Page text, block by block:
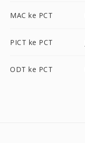
MAC ke PCT
PICT ke PCT
ODT ke PCT